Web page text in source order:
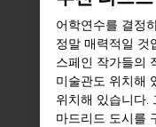
어학연수를 결정
정말 매력적일 것
스페인 작가들의
미술관도 위치해
위치해 있습니다.
마드리드 도시를